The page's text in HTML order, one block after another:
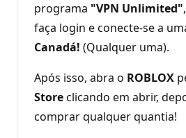
a
ã
o
programa "VPN Unlimited"
faça login e conecte-se a
Canadá! (Qualquer uma).
Após isso, abra o ROBLOX
Storeclicando em abrir,
comprar qualquer quantia!